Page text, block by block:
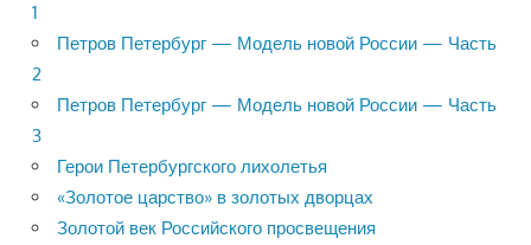
1
Петров Петербург — Модель новой России — Часть
2
Петров Петербург — Модель новой России — Часть
3
Герои Петербургского лихолетья
«Золотое царство» в золотых дворцах
Золотой век Российского просвещения